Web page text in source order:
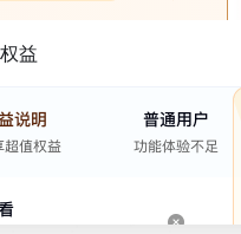
益